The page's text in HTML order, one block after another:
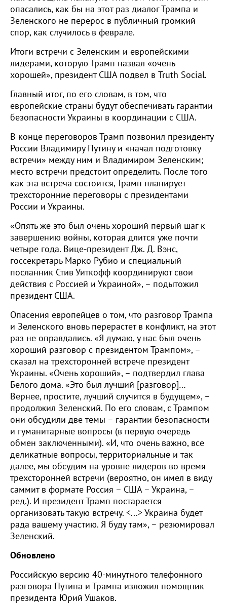
опасались, как бы на этот раз диалог Трампа и
Зеленского не перерос в публичный громкий
спор, как случилось в феврале.
Итоги встречи с Зеленским и европейскими
лидерами, которую Трамп назвал «очень
хорошей», президент США подвел в Truth Social.
Главный итог, по его словам, в том, что
европейские страны будут обеспечивать гарантии
безопасности Украины в координации с США.
В конце переговоров Трамп позвонил президенту
России Владимиру Путину и «начал подготовку
встречи» между ним и Владимиром Зеленским;
место встречи предстоит определить. После того
как эта встреча состоится, Трамп планирует
трехсторонние переговоры с президентами
России и Украины.
«Опять же это был очень хороший первый шаг к
завершению войны, которая длится уже почти
четыре года. Вице-президент Дж. Д. Вэнс,
госсекретарь Марко Рубио и специальный
посланник Стив Уиткофф координируют свои
действия с Россией и Украиной», – подытожил
президент США.
Опасения европейцев о том, что разговор Трампа
и Зеленского вновь перерастет в конфликт, на этот
раз не оправдались. «Я думаю, у нас был очень
хороший разговор с президентом Трампом», –
сказал на трехсторонней встрече президент
Украины. «Очень хороший», – подтвердил глава
Белого дома. «Это был лучший [разговор]…
Вернее, простите, лучший случится в будущем», –
продолжил Зеленский. По его словам, с Трампом
они обсудили две темы – гарантии безопасности
и гуманитарные вопросы (в первую очередь
обмен заключенными). «И, что очень важно, все
деликатные вопросы, территориальные и так
далее, мы обсудим на уровне лидеров во время
трехсторонней встречи (вероятно, он имел в виду
саммит в формате Россия – США – Украина, –
ред.). И президент Трамп постарается
организовать такую встречу. <...> Украина будет
рада вашему участию. Я буду там», – резюмировал
Зеленский.
Обновлено
Российскую версию 40-минутного телефонного
разговора Путина и Трампа изложил помощник
президента Юрий Ушаков.